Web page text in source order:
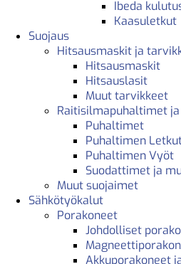
Ibeda
Kaasuletkut
Suojaus
Hitsausmaskit ja
Hitsausmaskit
Hitsauslasit
Muut tarvikkeet
Raitisilmapuhaltimet
Puhaltimet
Puhaltimen
Puhaltimen Vyöt
Suodattimet ja
Muut suojaimet
Sähkötyökalut
Porakoneet
Johdolliset
Akkuporakoneet